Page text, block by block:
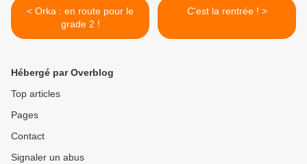
< Orka : en route pour le
grade 2 !
C'est la rentrée ! >
Hébergé par Overblog
Top articles
Pages
Contact
Signaler un abus